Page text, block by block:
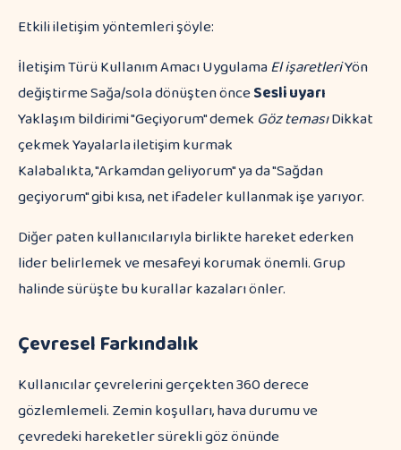
Etkili iletişim yöntemleri şöyle:
İletişim Türü Kullanım Amacı UygulamaEl işaretleriYön
değiştirme Sağa/sola dönüşten önceSesli uyarı
Yaklaşım bildirimi "Geçiyorum" demek Göz temasıDikkat
çekmek Yayalarla iletişim kurmak
Kalabalıkta, "Arkamdan geliyorum" ya da "Sağdan
geçiyorum" gibi kısa, net ifadeler kullanmak işe yarıyor.
Diğer paten kullanıcılarıyla birlikte hareket ederken
lider belirlemek ve mesafeyi korumak önemli. Grup
halinde sürüşte bu kurallar kazaları önler.
Çevresel Farkındalık
Kullanıcılar çevrelerini gerçekten 360 derece
gözlemlemeli. Zemin koşulları, hava durumu ve
çevredeki hareketler sürekli göz önünde